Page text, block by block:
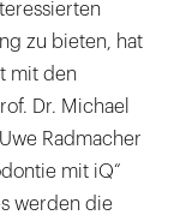
zu bieten, hat
mit den
Dr. Michael
Radmacher
mit iQ“
werden die